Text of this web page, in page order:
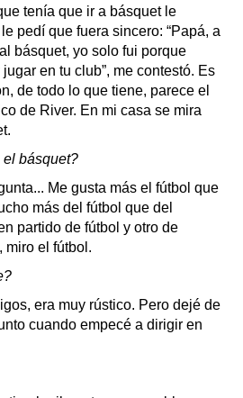
tenía que ir a básquet le
pedí que fuera sincero: “Papá, a
básquet, yo solo fui porque
en tu club”, me contestó. Es
de todo lo que tiene, parece el
de River. En mi casa se mira
básquet?
Me gusta más el fútbol que
más del fútbol que del
partido de fútbol y otro de
miro el fútbol.
era muy rústico. Pero dejé de
cuando empecé a dirigir en